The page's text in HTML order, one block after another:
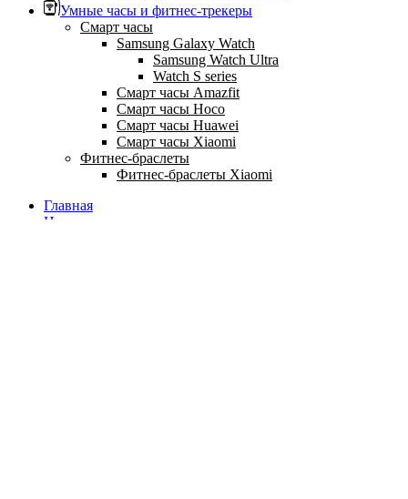
Умные часы и фитнес-трекеры
Смарт часы
Samsung Galaxy Watch
Samsung Watch Ultra
Watch S series
Смарт часы Amazfit
Смарт часы Hoco
Смарт часы Huawei
Смарт часы Xiaomi
Фитнес-браслеты
Фитнес-браслеты Xiaomi
Главная
Новинки